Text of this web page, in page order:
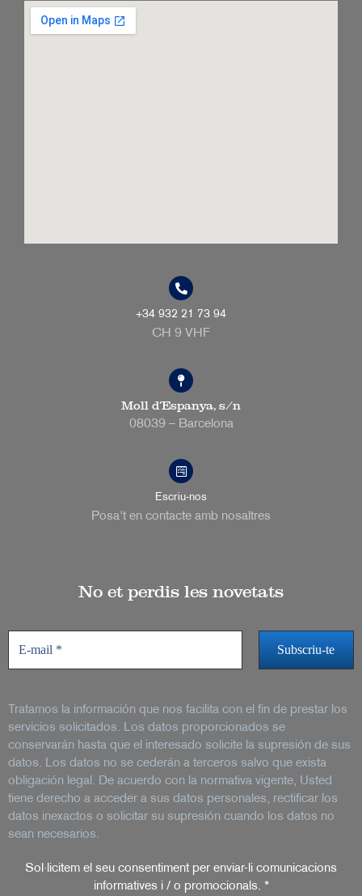
+34 932 21 73 94
CH 9 VHF
Moll d’Espanya, s/n
08039 – Barcelona
Escriu-nos
Posa't en contacte amb nosaltres
No et perdis les novetats
Tratamos la información que nos facilita con el fin de prestar los
servicios solicitados. Los datos proporcionados se
conservarán hasta que el interesado solicite la supresión de sus
datos. Los datos no se cederán a terceros salvo que exista
obligación legal. De acuerdo con la normativa vigente, Usted
tiene derecho a acceder a sus datos personales, rectificar los
datos inexactos o solicitar su supresión cuando los datos no
sean necesarios.
Sol·licitem el seu consentiment per enviar-li comunicacions
informatives i / o promocionals. *